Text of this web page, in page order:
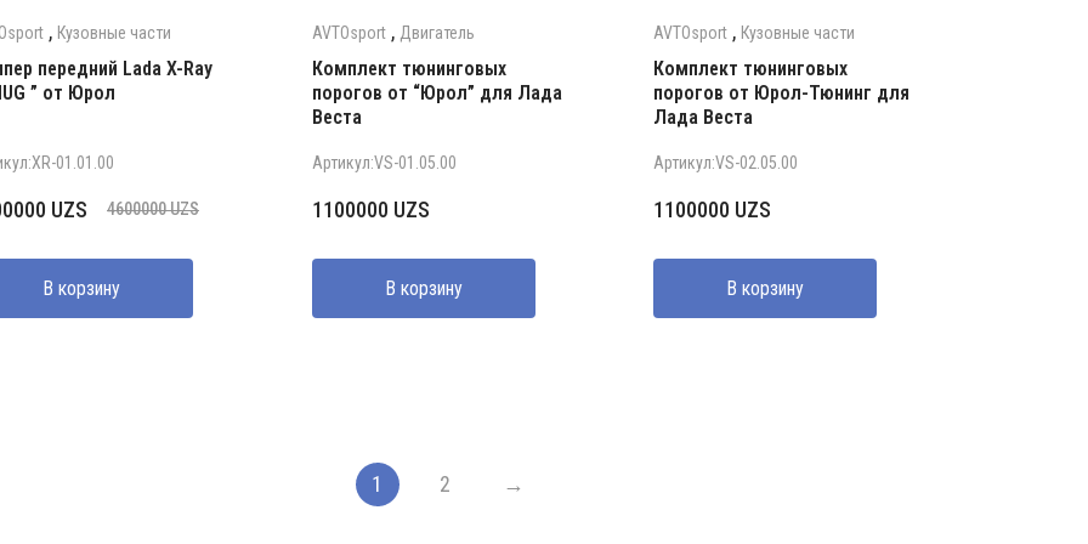
, Кузовные части
передний Lada X-Ray
” от Юрол
01.01.00
4600000UZS
UZS.
UZS
UZS.
В корзину
AVTOsport, Двигатель
Комплект тюнинговых
порогов от “Юрол” для Лада
Веста
Артикул:VS-01.05.00
1100000 UZS
В корзину
AVTOsport , Кузовные части
Комплект тюнинговых
порогов от Юрол-Тюнинг для
Лада Веста
Артикул:VS-02.05.00
1100000 UZS
В корзину
1 2 →